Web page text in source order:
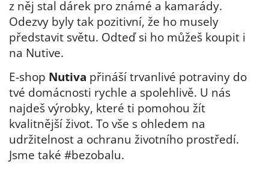
z něj stal dárek pro známé a kamarády.
Odezvy byly tak pozitivní, že ho musely
představit světu. Odteď si ho můžeš koupit i
na Nutive.
E-shop Nutiva přináší trvanlivé potraviny do
tvé domácnosti rychle a spolehlivě. U nás
najdeš výrobky, které ti pomohou žít
kvalitnější život. To vše s ohledem na
udržitelnost a ochranu životního prostředí.
Jsme také #bezobalu.